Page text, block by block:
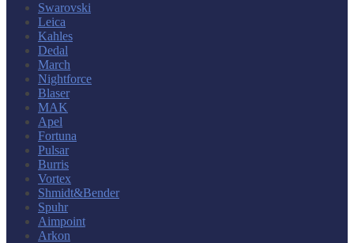
Swarovski
Leica
Kahles
Dedal
March
Nightforce
Blaser
MAK
Apel
Fortuna
Pulsar
Burris
Vortex
Shmidt&Bender
Spuhr
Aimpoint
Arkon